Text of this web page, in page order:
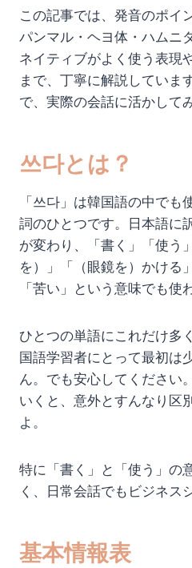
この記事では、発音のポイ
パンマル・ヘヨ体・ハムニ
ネイティブがよく使う表現
まで、丁寧に解説していま
で、実際の会話に活かして
쓰다とは？
「쓰다」は韓国語の中でも
詞のひとつです。日本語に
が変わり、「書く」「使う
を）」「（眼鏡を）かける
「苦い」という意味でも使
ひとつの単語にこれだけ多
国語学習者にとって最初は
ん。でも安心してください
いくと、意外とすんなり区
よ。
特に「書く」と「使う」の
く、日常会話でもビジネス
基本情報表